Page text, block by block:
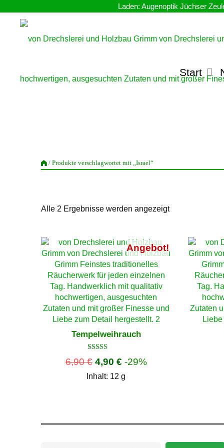
springen
Start
/ Produkte verschlagwortet mit „Israel“
Alle 2 Ergebnisse werden angezeigtNach
Angebot!
Tempelweihrauch
Bewertet
mit
von 5
6,90€ 4,90 € -29%
Inhalt: 12g